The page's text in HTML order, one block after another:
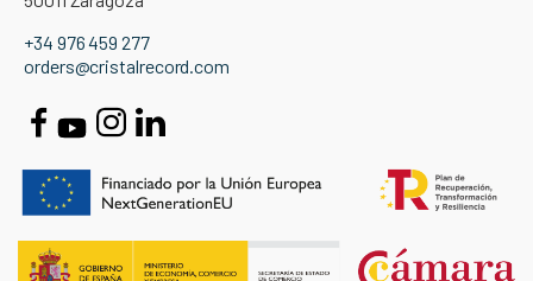
+34 976 459 277
orders@cristalrecord.com